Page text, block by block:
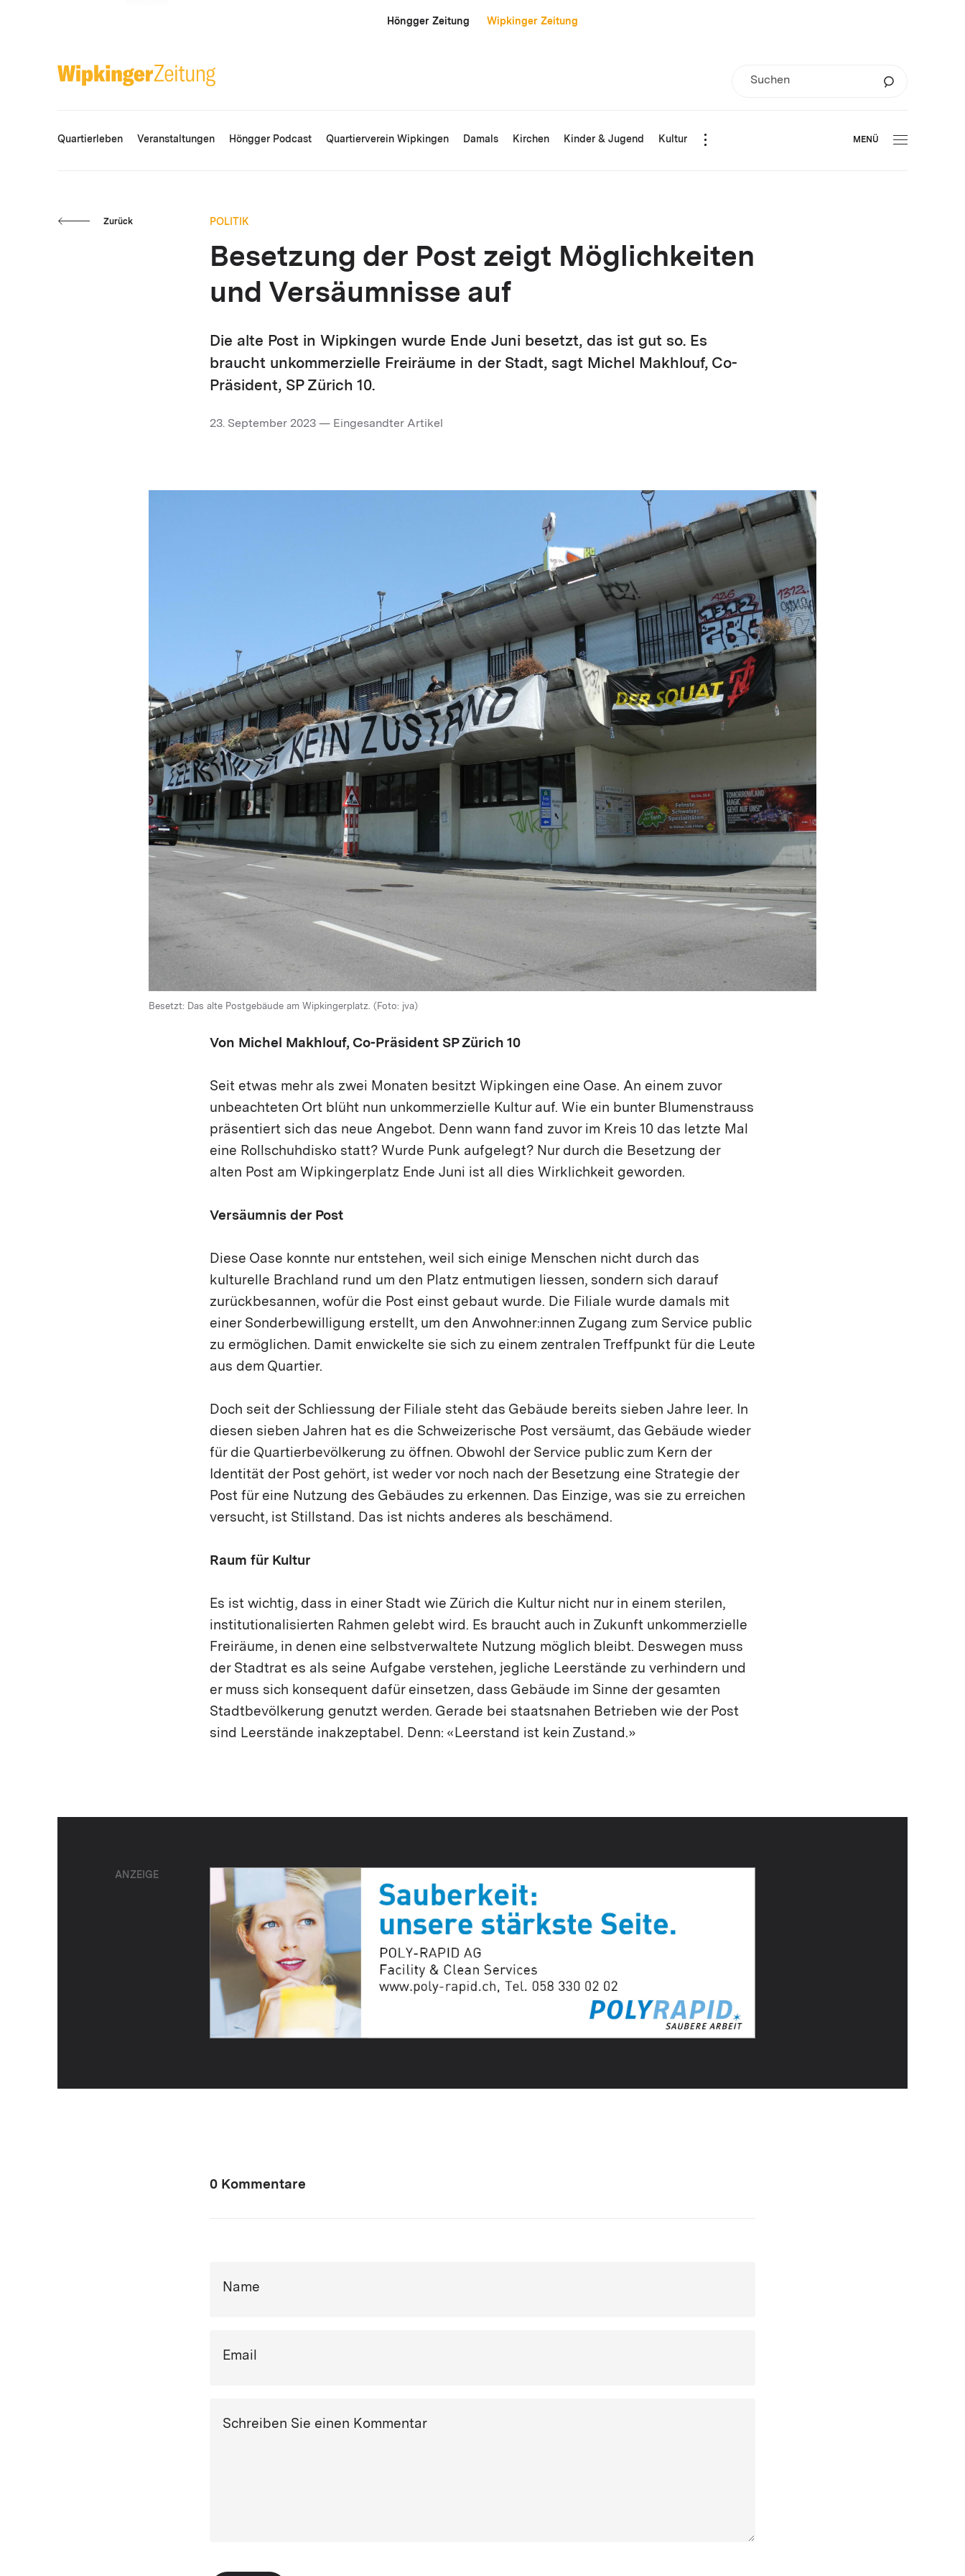
Höngger Zeitung Wipkinger Zeitung
Quartierleben Veranstaltungen Höngger Podcast Quartierverein Wipkingen Damals Kirchen Kinder & Jugend Kultur MENÜ
Zurück POLITIK
Besetzung der Post zeigt Möglichkeiten
und Versäumnisse auf
Die alte Post in Wipkingen wurde Ende Juni besetzt, das ist gut so. Es
braucht unkommerzielle Freiräume in der Stadt, sagt Michel Makhlouf, Co-
Präsident, SP Zürich 10.
23. September 2023 — Eingesandter Artikel
Besetzt: Das alte Postgebäude am Wipkingerplatz. (Foto: jva)
Von Michel Makhlouf, Co-Präsident SP Zürich 10
Seit etwas mehr als zwei Monaten besitzt Wipkingen eine Oase. An einem zuvor
unbeachteten Ort blüht nun unkommerzielle Kultur auf. Wie ein bunter Blumenstrauss
präsentiert sich das neue Angebot. Denn wann fand zuvor im Kreis 10 das letzte Mal
eine Rollschuhdisko statt? Wurde Punk aufgelegt? Nur durch die Besetzung der
alten Post am Wipkingerplatz Ende Juni ist all dies Wirklichkeit geworden.
Versäumnis der Post
Diese Oase konnte nur entstehen, weil sich einige Menschen nicht durch das
kulturelle Brachland rund um den Platz entmutigen liessen, sondern sich darauf
zurückbesannen, wofür die Post einst gebaut wurde. Die Filiale wurde damals mit
einer Sonderbewilligung erstellt, um den Anwohner:innen Zugang zum Service public
zu ermöglichen. Damit enwickelte sie sich zu einem zentralen Treffpunkt für die Leute
aus dem Quartier.
Doch seit der Schliessung der Filiale steht das Gebäude bereits sieben Jahre leer. In
diesen sieben Jahren hat es die Schweizerische Post versäumt, das Gebäude wieder
für die Quartierbevölkerung zu öffnen. Obwohl der Service public zum Kern der
Identität der Post gehört, ist weder vor noch nach der Besetzung eine Strategie der
Post für eine Nutzung des Gebäudes zu erkennen. Das Einzige, was sie zu erreichen
versucht, ist Stillstand. Das ist nichts anderes als beschämend.
Raum für Kultur
Es ist wichtig, dass in einer Stadt wie Zürich die Kultur nicht nur in einem sterilen,
institutionalisierten Rahmen gelebt wird. Es braucht auch in Zukunft unkommerzielle
Freiräume, in denen eine selbstverwaltete Nutzung möglich bleibt. Deswegen muss
der Stadtrat es als seine Aufgabe verstehen, jegliche Leerstände zu verhindern und
er muss sich konsequent dafür einsetzen, dass Gebäude im Sinne der gesamten
Stadtbevölkerung genutzt werden. Gerade bei staatsnahen Betrieben wie der Post
sind Leerstände inakzeptabel. Denn: «Leerstand ist kein Zustand.»
ANZEIGE
0 Kommentare
Name
Email
Schreiben Sie einen Kommentar